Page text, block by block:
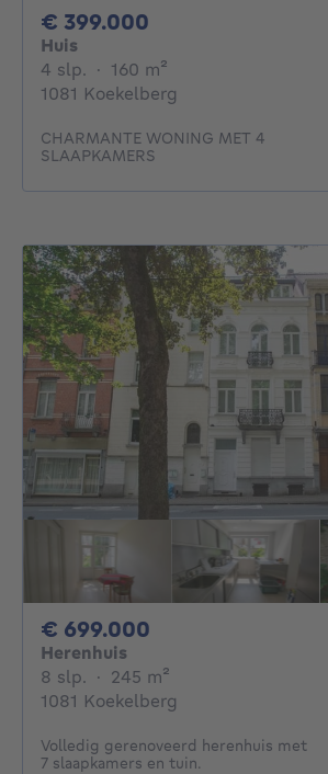
€ 399.000
Huis
4 slp. 4 slaapkamers
· 160 m²
1081 Koekelberg
CHARMANTE WONING MET 4
SLAAPKAMERS
€ 699.000
Herenhuis
8 slp. 8 slaapkamers
· 245 m²
1081 Koekelberg
Volledig gerenoveerd herenhuis met
7 slaapkamers en tuin.